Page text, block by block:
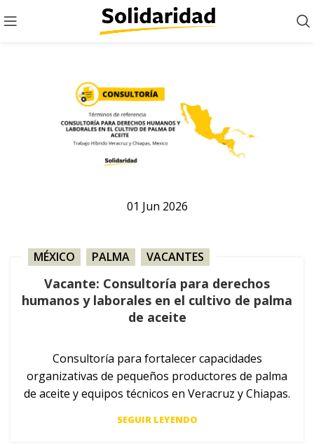
01 Jun 2026
MÉXICO PALMA VACANTES
Vacante: Consultoría para derechos
humanos y laborales en el cultivo de palma
de aceite
Consultoría para fortalecer capacidades
organizativas de pequeños productores de palma
de aceite y equipos técnicos en Veracruz y Chiapas.
SEGUIR LEYENDO